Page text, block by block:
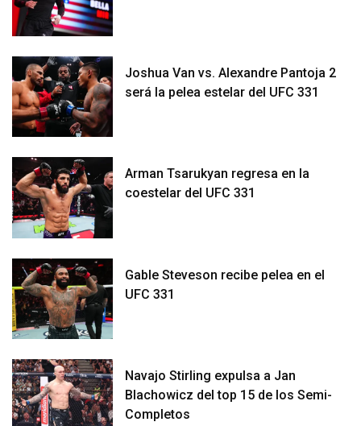
Joshua Van vs. Alexandre Pantoja 2
será la pelea estelar del UFC 331
Arman Tsarukyan regresa en la
coestelar del UFC 331
Gable Steveson recibe pelea en el
UFC 331
Navajo Stirling expulsa a Jan
Blachowicz del top 15 de los Semi-
Completos